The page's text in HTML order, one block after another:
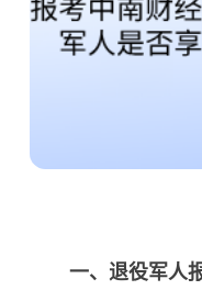
一、退役军人报